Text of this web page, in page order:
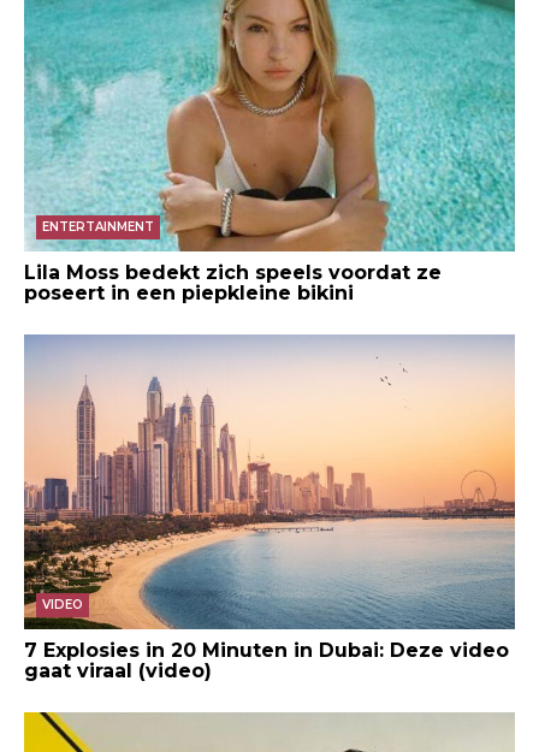
ENTERTAINMENT
Lila Moss bedekt zich speels voordat ze
poseert in een piepkleine bikini
VIDEO
7 Explosies in 20 Minuten in Dubai: Deze video
gaat viraal (video)